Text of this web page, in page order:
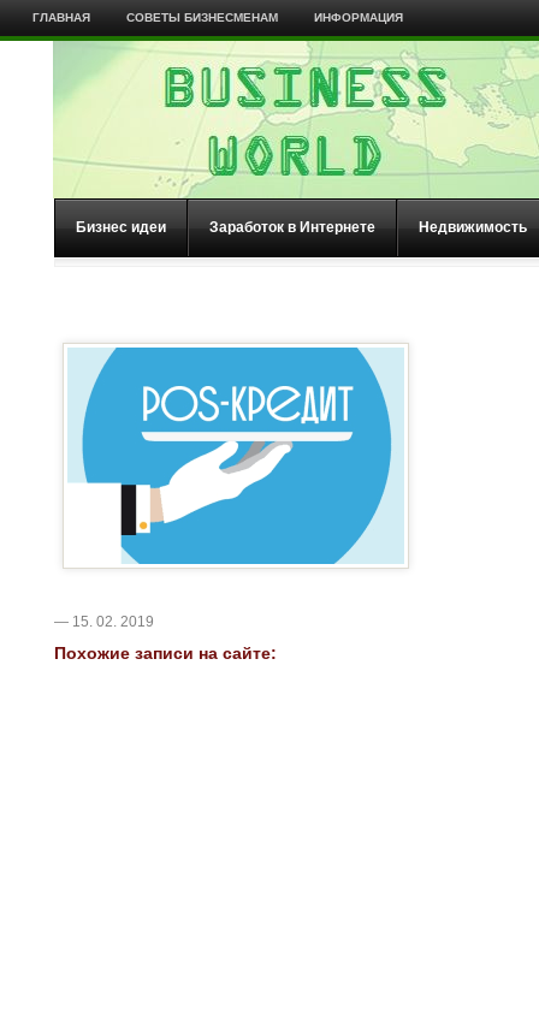
ГЛАВНАЯ СОВЕТЫ БИЗНЕСМЕНАМ ИНФОРМАЦИЯ
Бизнес идеи Заработок в Интернете Недвижимость
— 15. 02. 2019
Похожие записи на сайте: